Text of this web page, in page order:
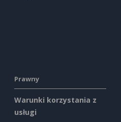
Prawny
Warunki korzystania z
usługi